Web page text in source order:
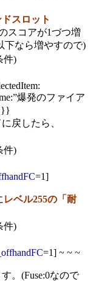
スロット
スコアが1づつ増
下なら増やすので)
件)
爆発のファイア
戻したら、
件)
=1]
レベル255の「耐
件)
offhandFC=1] ~ ~ ~
。(Fuse:0なので